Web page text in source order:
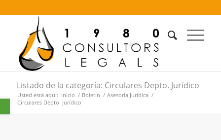
Abrir barra de herramientas
Listado de la categoría: Circulares Depto. Jurídico
Usted está aquí: Inicio / Boletín / Asesoría Jurídica /
Circulares Depto. Jurídico